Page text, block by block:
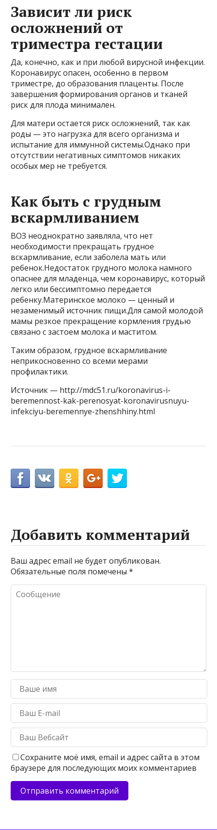
Зависит ли риск
осложнений от
триместра гестации
Да, конечно, как и при любой вирусной инфекции.
Коронавирус опасен, особенно в первом
триместре, до образования плаценты. После
завершения формирования органов и тканей
риск для плода минимален.
Для матери остается риск осложнений, так как
роды — это нагрузка для всего организма и
испытание для иммунной системы.Однако при
отсутствии негативных симптомов никаких
особых мер не требуется.
Как быть с грудным
вскармливанием
ВОЗ неоднократно заявляла, что нет
необходимости прекращать грудное
вскармливание, если заболела мать или
ребенок.Недостаток грудного молока намного
опаснее для младенца, чем коронавирус, который
легко или бессимптомно передается
ребенку.Материнское молоко — ценный и
незаменимый источник пищи.Для самой молодой
мамы резкое прекращение кормления грудью
связано с застоем молока и маститом.
Таким образом, грудное вскармливание
неприкосновенно со всеми мерами
профилактики.
Источник — http://mdc51.ru/koronavirus-i-
beremennost-kak-perenosyat-koronavirusnuyu-
infekciyu-beremennye-zhenshhiny.html
Добавить комментарий
Ваш адрес email не будет опубликован.
Обязательные поля помечены*
Сохраните моё имя, email и адрес сайта в этом
браузере для последующих моих комментариев